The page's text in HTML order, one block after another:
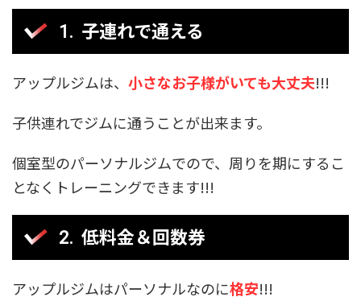
子連れで通える
アップルジムは、 小さなお子様がいても大丈夫!!!
子供連れでジムに通うことが出来ます。
個室型のパーソナルジムでので、周りを期にするこ
となくトレーニングできます!!!
低料金＆回数券
アップルジムはパーソナルなのに格安!!!